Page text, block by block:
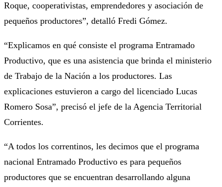
Roque, cooperativistas, emprendedores y asociación de
pequeños productores”, detalló Fredi Gómez.
“Explicamos en qué consiste el programa Entramado
Productivo, que es una asistencia que brinda el ministerio
de Trabajo de la Nación a los productores. Las
explicaciones estuvieron a cargo del licenciado Lucas
Romero Sosa”, precisó el jefe de la Agencia Territorial
Corrientes.
“A todos los correntinos, les decimos que el programa
nacional Entramado Productivo es para pequeños
productores que se encuentran desarrollando alguna